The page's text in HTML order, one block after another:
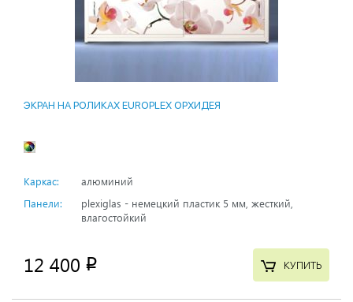
ЭКРАН НА РОЛИКАХ EUROPLEX ОРХИДЕЯ
Каркас:
алюминий
Панели:
plexiglas - немецкий пластик 5 мм, жесткий,
влагостойкий
12 400 p КУПИТЬ